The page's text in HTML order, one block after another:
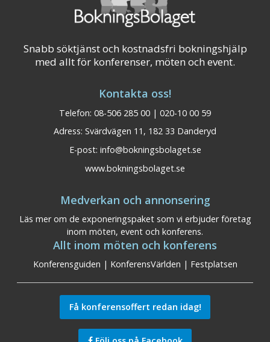
Snabb söktjänst och kostnadsfri bokningshjälp
med allt för konferenser, möten och event.
Kontakta oss!
Telefon: 08-506 285 00 | 020-10 00 59
Adress: Svärdvägen 11, 182 33 Danderyd
E-post: info@bokningsbolaget.se
www.bokningsbolaget.se
Medverkan och annonsering
Läs mer om de exponeringspaket som vi erbjuder företag
inom möten, event och konferens.
Allt inom möten och konferens
Konferensguiden | KonferensVärlden | Festplatsen
Få konferensoffert redan idag!